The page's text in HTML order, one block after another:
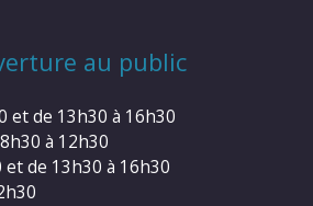
au public
et de 13h30 à 16h30
à 12h30
et de 13h30 à 16h30